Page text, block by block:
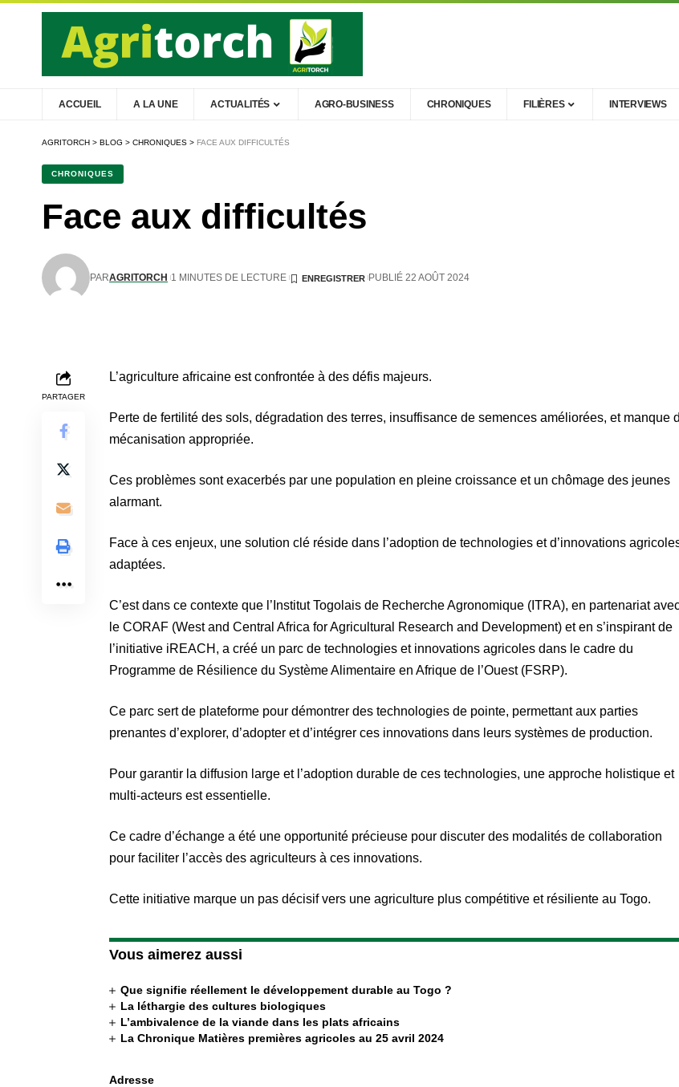
ACCUEIL A LA UNE ACTUALITÉS AGRO-BUSINESS CHRONIQUES FILIÈRES INTERVIEWS
AGRITORCH > BLOG > CHRONIQUES > FACE AUX DIFFICULTÉS
CHRONIQUES
Face aux difficultés
PARAGRITORCH 1 MINUTES DE LECTURE PUBLIÉ 22 AOÛT 2024
PARTAGER
L’agriculture africaine est confrontée à des défis majeurs.
Perte de fertilité des sols, dégradation des terres, insuffisance de semences améliorées, et manque
mécanisation appropriée.
Ces problèmes sont exacerbés par une population en pleine croissance et un chômage des jeunes
alarmant.
Face à ces enjeux, une solution clé réside dans l’adoption de technologies et d’innovations
adaptées.
C’est dans ce contexte que l’Institut Togolais de Recherche Agronomique (ITRA), en partenariat
le CORAF (West and Central Africa for Agricultural Research and Development) et en s’inspirant de
l’initiative iREACH, a créé un parc de technologies et innovations agricoles dans le cadre du
Programme de Résilience du Système Alimentaire en Afrique de l’Ouest (FSRP).
Ce parc sert de plateforme pour démontrer des technologies de pointe, permettant aux parties
prenantes d’explorer, d’adopter et d’intégrer ces innovations dans leurs systèmes de production.
Pour garantir la diffusion large et l’adoption durable de ces technologies, une approche holistique et
multi-acteurs est essentielle.
Ce cadre d’échange a été une opportunité précieuse pour discuter des modalités de collaboration
pour faciliter l’accès des agriculteurs à ces innovations.
Cette initiative marque un pas décisif vers une agriculture plus compétitive et résiliente au Togo.
Vous aimerez aussi
Que signifie réellement le développement durable au Togo ?
La léthargie des cultures biologiques
L’ambivalence de la viande dans les plats africains
La Chronique Matières premières agricoles au 25 avril 2024
Adresse